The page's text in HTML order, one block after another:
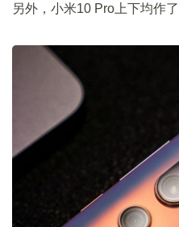
另外，小米10 Pro上下均作